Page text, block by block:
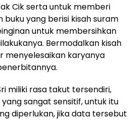
Cik serta untuk memberi
buku yang berisi kisah suram
untuk membersihkan
Bermodalkan kisah
menyelesaikan karyanya
miliki rasa takut tersendiri,
sangat sensitif, untuk itu
diperlukan, jika data tersebut